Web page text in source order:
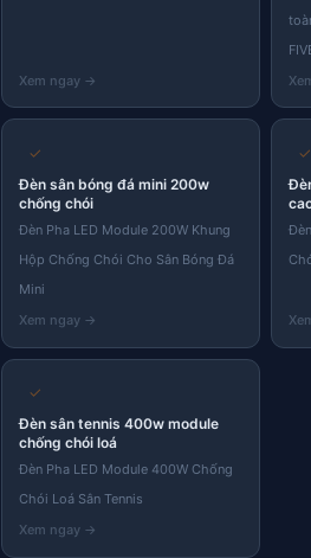
✓
Đèn sân bóng đá mini 200w
chống chói
Đèn Pha LED Module 200W Khung
Hộp Chống Chói Cho Sân Bóng Đá
Mini
✓
✓
Đèn sân tennis 400w module
chống chói loá
Đèn Pha LED Module 400W Chống
Chói Loá Sân Tennis